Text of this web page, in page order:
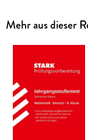
Original-
ideal für eine
Vollständige,
perfekt zur
Nützliche Hinweise
zu Ablauf &
Mehr aus dieser